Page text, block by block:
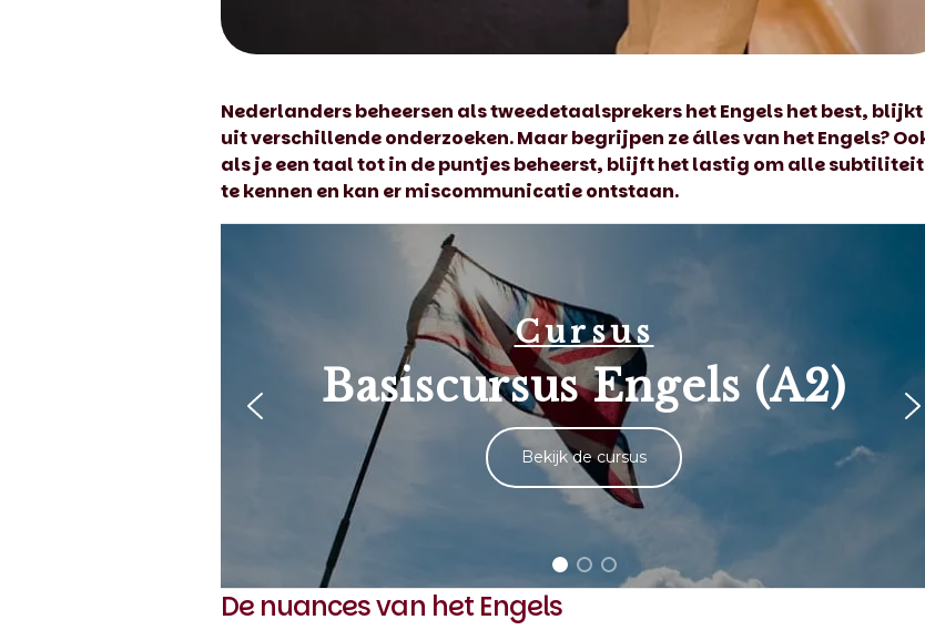
Nederlanders beheersen als tweedetaalsprekers het Engels het best, blijkt
uit verschillendeonderzoeken. Maar begrijpen ze álles van het Engels?
als je een taal tot in de puntjes beheerst, blijft het lastig om alle
te kennen en kan er miscommunicatie ontstaan.
Cursus
Basiscursus Engels (A2)
Bekijk de cursus
De nuances van het Engels